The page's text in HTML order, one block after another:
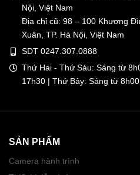
Nội, Việt Nam
Địa chỉ cũ: 98 – 100 Khương
Xuân, TP. Hà Nội, Việt Nam
SDT 0247.307.0888
Thứ Hai - Thứ Sáu: Sáng từ
17h30 | Thứ Bảy: Sáng từ
SẢN PHẨM
Camera hành trình